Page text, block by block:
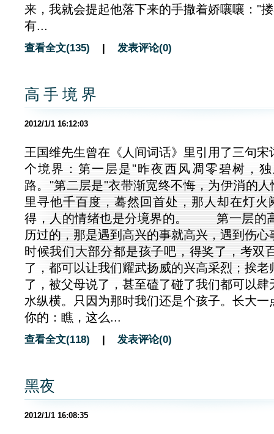
来，我就会提起他落下来的手撒着娇嚷嚷
有...
查看全文(135) | 发表评论(0)
高 手 境 界
2012/1/1 16:12:03
王国维先生曾在《人间词话》里引用了三句
个境界：第一层是"昨夜西风凋零碧树，
路。"第二层是"衣带渐宽终不悔，为伊消的
里寻他千百度，蓦然回首处，那人却在
得，人的情绪也是分境界的。 第一层的
历过的，那是遇到高兴的事就高兴，遇到伤
时候我们大部分都是孩子吧，得奖了，考双
了，都可以让我们耀武扬威的兴高采烈；挨
了，被父母说了，甚至磕了碰了我们都可以
水纵横。只因为那时我们还是个孩子。长大
你的：瞧，这么...
查看全文(118) | 发表评论(0)
黑夜
2012/1/1 16:08:35